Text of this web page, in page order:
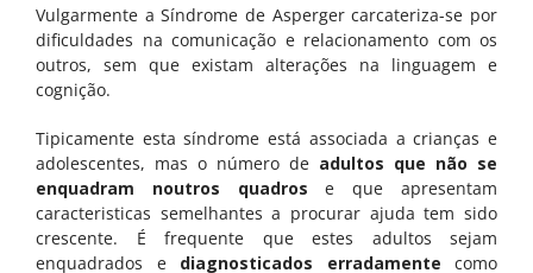
Vulgarmente a Síndrome de Asperger carcateriza-se por
dificuldades na comunicação e relacionamento com os
outros, sem que existam alterações na linguagem e
cognição.
Tipicamente esta síndrome está associada a crianças e
adolescentes, mas o número de adultos que não se
enquadram noutros quadrose
que apresentam
caracteristicas semelhantes a procurar ajuda tem sido
crescente. É frequente que estes adultos sejam
enquadrados e diagnosticados erradamente como
Comportamento e emoções
Desenvolvimento Infantil
Educação e dificuldades de aprendizagem
Saúde e Bem-estar